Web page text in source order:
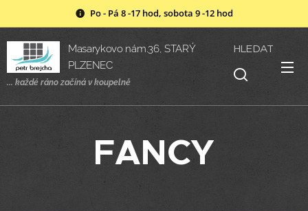
Po - Pá 8 -17 hod, sobota 9 -12 hod
Masarykovo nám.36, STARÝ
PLZENEC
... každé ráno začíná v koupelně
HLEDAT
FANCY